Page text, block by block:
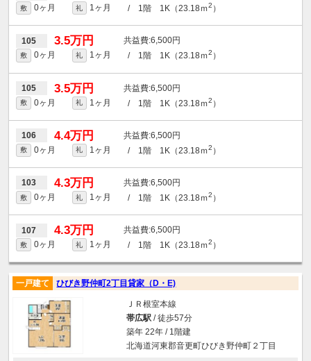
敷 0ヶ月 礼 1ヶ月 / 1階 1K（23.18ｍ2 ）
105 3.5万円 6,500円
敷 0ヶ月 礼 1ヶ月 / 1階 1K（23.18ｍ2 ）
105 3.5万円 6,500円
敷 0ヶ月 礼 1ヶ月 / 1階 1K（23.18ｍ2 ）
106 4.4万円 6,500円
敷 0ヶ月 礼 1ヶ月 / 1階 1K（23.18ｍ2 ）
103 4.3万円 6,500円
敷 0ヶ月 礼 1ヶ月 / 1階 1K（23.18ｍ2 ）
107 4.3万円 6,500円
敷 0ヶ月 礼 1ヶ月 / 1階 1K（23.18ｍ2 ）
一戸建て ひびき野仲町2丁目貸家（D・E)
ＪＲ根室本線
帯広駅/ 徒歩57分
築年 22年 / 1階建
北海道河東郡音更町ひびき野仲町２丁目